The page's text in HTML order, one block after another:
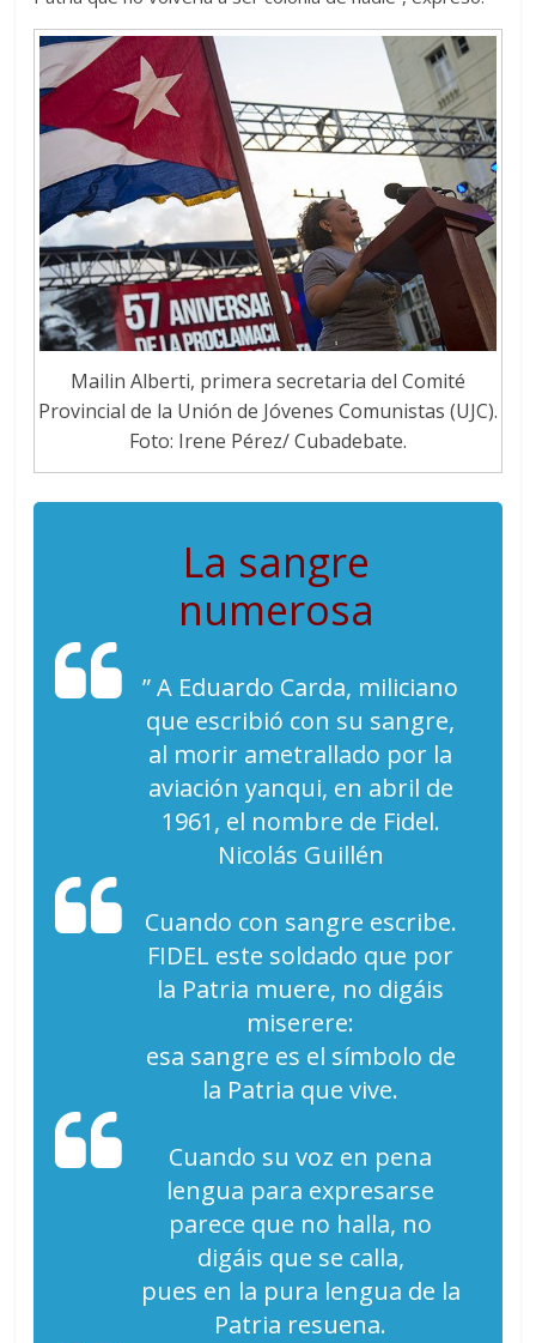
Mailin Alberti, primera secretaria del Comité
Provincial de la Unión de Jóvenes Comunistas (UJC).
Foto: Irene Pérez/ Cubadebate.
La sangre
numerosa
” A Eduardo Carda, miliciano
que escribió con su sangre,
al morir ametrallado por la
aviación yanqui, en abril de
1961, el nombre de Fidel.
Nicolás Guillén
Cuando con sangre escribe.
FIDEL este soldado que por
la Patria muere, no digáis
miserere:
esa sangre es el símbolo de
la Patria que vive.
Cuando su voz en pena
lengua para expresarse
parece que no halla, no
digáis que se calla,
pues en la pura lengua de la
Patria resuena.